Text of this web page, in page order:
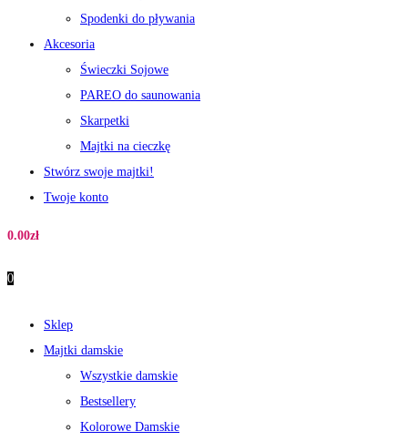
Spodenki do pływania
Akcesoria
Świeczki Sojowe
PAREO do saunowania
Skarpetki
Majtki na cieczkę
Stwórz swoje majtki!
Twoje konto
0.00zł
0
Sklep
Majtki damskie
Wszystkie damskie
Bestsellery
Kolorowe Damskie